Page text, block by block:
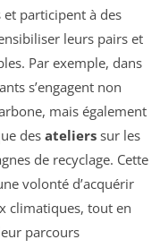
participent à des
leurs pairs et
Par exemple, dans
s’engagent non
mais également
des ateliers sur les
de recyclage. Cette
volonté d’acquérir
climatiques, tout en
parcours